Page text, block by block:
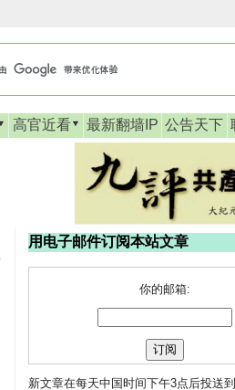
高官近看 最新翻墙IP 公告天下
用电子邮件订阅本站文章
你的邮箱:
新文章在每天中国时间下午3点后投送